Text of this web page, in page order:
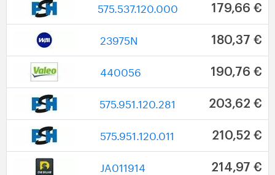
575.537.120.000 179,66 €
23975N 180,37 €
440056 190,76 €
575.951.120.281 203,62 €
575.951.120.011 210,52 €
JA011914 214,97 €